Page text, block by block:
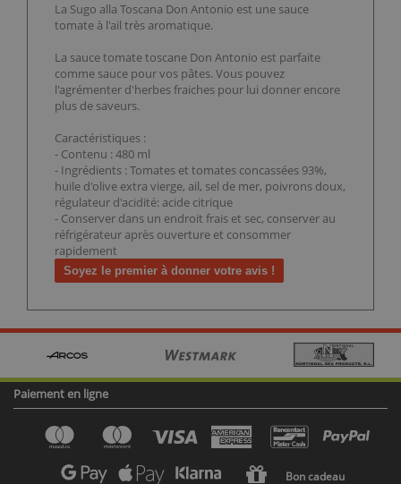
La Sugo alla Toscana Don Antonio est une sauce
tomate à l'ail très aromatique.
La sauce tomate toscane Don Antonio est parfaite
comme sauce pour vos pâtes. Vous pouvez
l'agrémenter d'herbes fraiches pour lui donner encore
plus de saveurs.
Caractéristiques :
- Contenu : 480 ml
- Ingrédients : Tomates et tomates concassées 93%,
huile d'olive extra vierge, ail, sel de mer, poivrons doux,
régulateur d'acidité: acide citrique
- Conserver dans un endroit frais et sec, conserver au
réfrigérateur après ouverture et consommer
rapidement
Soyez le premier à donner votre avis !
Paiement en ligne
Bon cadeau